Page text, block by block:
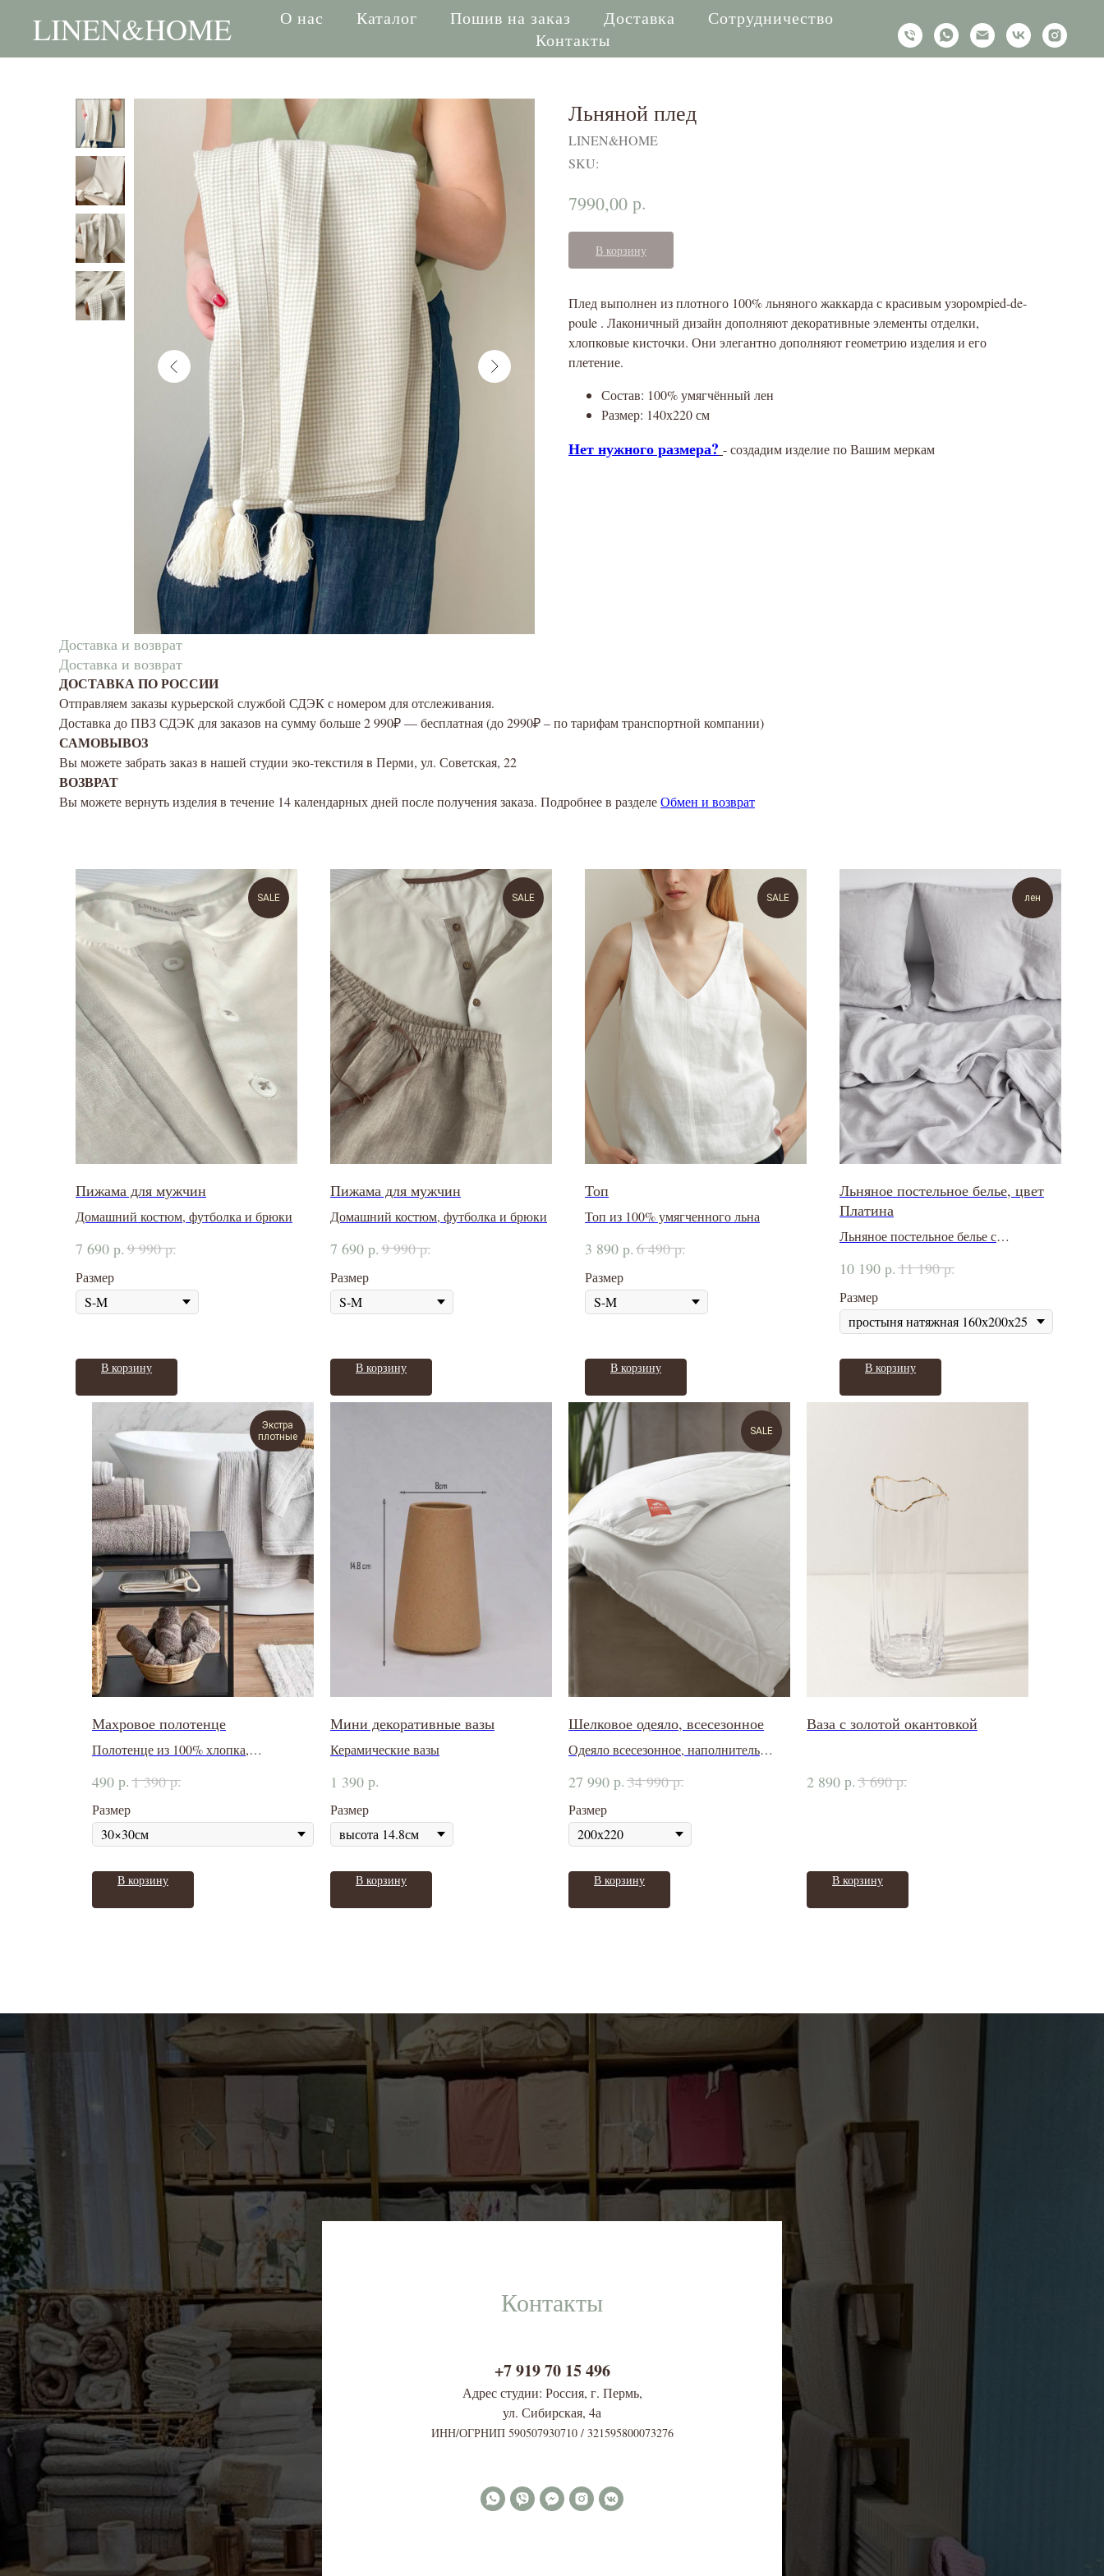
LINEN&HOME О нас Каталог Пошив на заказ Доставка
Сотрудничество
Контакты
Льняной плед
LINEN&HOME
SKU:
7990,00 р.
В корзину
Плед выполнен из плотного 100% льняного жаккарда с красивым узоромpied-de-
poule . Лаконичный дизайн дополняют декоративные элементы отделки,
хлопковые кисточки. Они элегантно дополняют геометрию изделия и его
плетение.
Состав: 100% умягчённый лен
Размер: 140х220 см
Нет нужного размера? - создадим изделие по Вашим меркам
Доставка и возврат
Доставка и возврат
ДОСТАВКА ПО РОССИИ
Отправляем заказы курьерской службой СДЭК с номером для отслеживания.
Доставка до ПВЗ СДЭК для заказов на сумму больше 2 990₽ — бесплатная (до 2990₽ – по тарифам транспортной компании)
САМОВЫВОЗ
Вы можете забрать заказ в нашей студии эко-текстиля в Перми, ул. Советская, 22
ВОЗВРАТ
Вы можете вернуть изделия в течение 14 календарных дней после получения заказа. Подробнее в разделеОбмен и возврат
SALE
Пижама для мужчин
Домашний костюм, футболка и брюки
7 690 р. 9 990 р.
Размер
В корзину
SALE
Пижама для мужчин
Домашний костюм, футболка и брюки
7 690 р. 9 990 р.
Размер
В корзину
SALE
Топ
Топ из 100% умягченного льна
3 890 р. 6 490 р.
Размер
В корзину
лен
Льняное постельное белье, цвет
Платина
Льняное постельное белье с
10 190 р. 11 190 р.
Размер
В корзину
Экстра
плотные
Махровое полотенце
Полотенце из 100% хлопка,
490 р. 1 390 р.
Размер
В корзину
Мини декоративные вазы
Керамические вазы
1 390 р.
Размер
В корзину
SALE
Шелковое одеяло, всесезонное
Одеяло всесезонное, наполнитель
эвкалиптового дерева
27 990 р. 34 990 р.
Размер
В корзину
Ваза с золотой окантовкой
2 890 р. 3 690 р.
В корзину
Контакты
+7 919 70 15 496
Адрес студии: Россия, г. Пермь,
ул. Сибирская, 4а
ИНН/ОГРНИП 590507930710 / 321595800073276